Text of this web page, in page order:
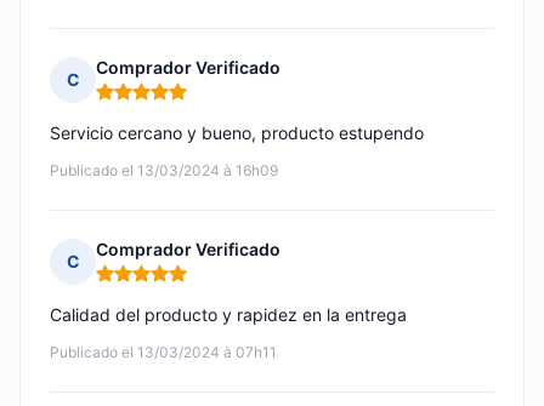
C
Comprador Verificado
Nota: 5 de 5
Publicado el 13/03/2024 à 16h09
Servicio cercano y bueno, producto estupendo
C
Comprador Verificado
Nota: 5 de 5
Publicado el 13/03/2024 à 07h11
Calidad del producto y rapidez en la entrega